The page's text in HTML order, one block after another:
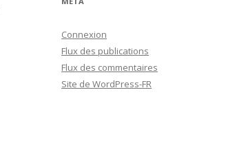
Connexion
Flux des publications
Flux des commentaires
Site de WordPress-FR